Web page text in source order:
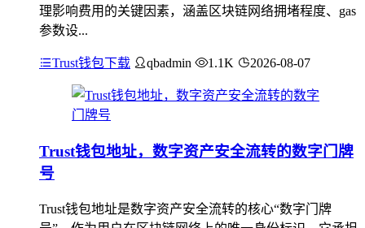
理影响费用的关键因素，涵盖区块链网络拥堵程度、gas
参数设...
Trust钱包下载 qbadmin 1.1K 2026-08-07
Trust钱包地址，数字资产安全流转的数字门牌
号
Trust钱包地址是数字资产安全流转的核心“数字门牌